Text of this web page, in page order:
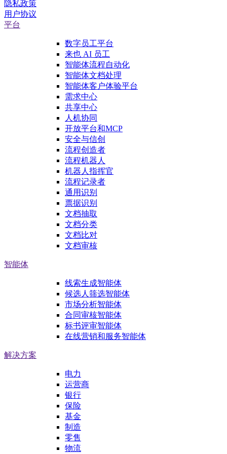
隐私政策
用户协议
平台
数字员工平台
来也 AI 员工
智能体流程自动化
智能体文档处理
智能体客户体验平台
需求中心
共享中心
人机协同
开放平台和MCP
安全与信创
流程创造者
流程机器人
机器人指挥官
流程记录者
通用识别
票据识别
文档抽取
文档分类
文档比对
文档审核
智能体
线索生成智能体
候选人筛选智能体
市场分析智能体
合同审核智能体
标书评审智能体
在线营销和服务智能体
解决方案
电力
运营商
银行
保险
基金
制造
零售
物流